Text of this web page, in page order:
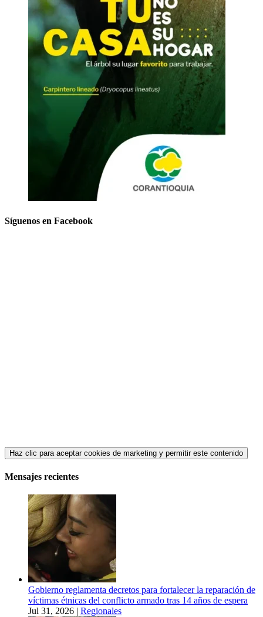
Síguenos en Facebook
Haz clic para aceptar cookies de marketing y permitir este contenido
Mensajes recientes
Gobierno reglamenta decretos para fortalecer la reparación de
víctimas étnicas del conflicto armado tras 14 años de espera
Jul 31, 2026 | Regionales